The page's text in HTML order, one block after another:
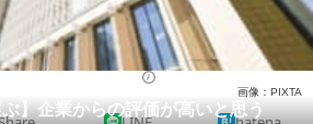
教育・育児
リサーチ
】企業からの評価が高いと思う
画像：PIXTA